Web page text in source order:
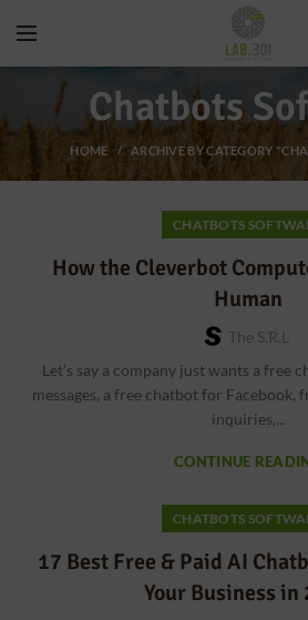
Chatbots
HOME ARCHIVE BY CATEGORY
CHATBOTS
How the Cleverbot
Human
The S.r.l
Let’s say a company just wants a free
messages, a free chatbot for
inquiries,...
CONTINUE
CHATBOTS
17 Best Free & Paid AI
Your Business in